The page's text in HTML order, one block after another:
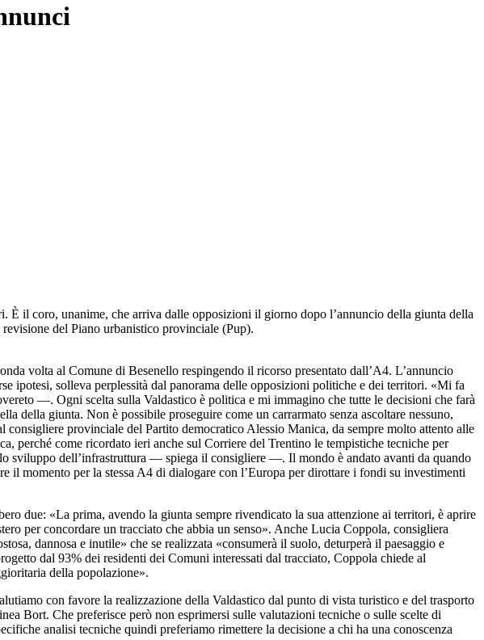
il coro, unanime, che arriva dalle opposizioni il giorno dopo l’annuncio della giunta della
del Piano urbanistico provinciale (Pup).
volta al Comune di Besenello respingendo il ricorso presentato dall’A4. L’annuncio
ipotesi, solleva perplessità dal panorama delle opposizioni politiche e dei territori. «Mi fa
—. Ogni scelta sulla Valdastico è politica e mi immagino che tutte le decisioni che farà
della giunta. Non è possibile proseguire come un carrarmato senza ascoltare nessuno,
provinciale del Partito democratico Alessio Manica, da sempre molto attento alle
perché come ricordato ieri anche sul Corriere del Trentino le tempistiche tecniche per
sviluppo dell’infrastruttura — spiega il consigliere —. Il mondo è andato avanti da quando
il momento per la stessa A4 di dialogare con l’Europa per dirottare i fondi su investimenti
due: «La prima, avendo la giunta sempre rivendicato la sua attenzione ai territori, è aprire
per concordare un tracciato che abbia un senso». Anche Lucia Coppola, consigliera
dannosa e inutile» che se realizzata «consumerà il suolo, deturperà il paesaggio e
dal 93% dei residenti dei Comuni interessati dal tracciato, Coppola chiede al
della popolazione».
con favore la realizzazione della Valdastico dal punto di vista turistico e del trasporto
Bort. Che preferisce però non esprimersi sulle valutazioni tecniche o sulle scelte di
analisi tecniche quindi preferiamo rimettere la decisione a chi ha una conoscenza